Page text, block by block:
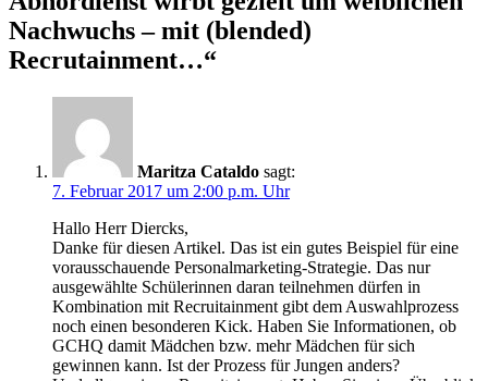
Nachwuchs – mit (blended)
Recrutainment…“
Maritza Cataldo sagt:
7. Februar 2017 um 2:00 p.m. Uhr
Hallo Herr Diercks,
Danke für diesen Artikel. Das ist ein gutes Beispiel für eine
vorausschauende Personalmarketing-Strategie. Das nur
ausgewählte Schülerinnen daran teilnehmen dürfen in
Kombination mit Recruitainment gibt dem Auswahlprozess
noch einen besonderen Kick. Haben Sie Informationen, ob
GCHQ damit Mädchen bzw. mehr Mädchen für sich
gewinnen kann. Ist der Prozess für Jungen anders?